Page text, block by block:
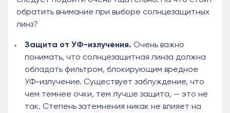
обратить внимание при выборе солнцезащитных
линз?
Защита от УФ-излучения. Очень важно
понимать, что солнцезащитная линза должна
обладать фильтром, блокирующим вредное
УФ-излучение. Существует заблуждение, что
чем темнее очки, тем лучше защита, — это не
так. Степень затемнения никак не влияет на